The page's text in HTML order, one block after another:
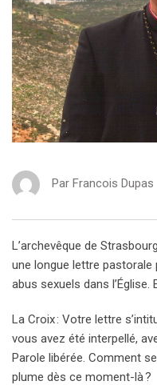
Par Francois Dupas
L’archevêque de
une longue lettre
abus sexuels dans l’Église.
La Croix : Votre lettre
vous avez été interpellé,
Parole libérée. Comment
plume dès ce moment-là ?